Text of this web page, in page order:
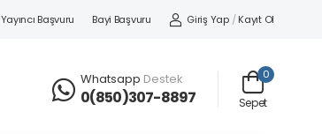
Yayıncı Başvuru Bayi Başvuru Giriş Yap / Kayıt Ol
Whatsapp Destek
0(850)307-8897
0
Sepet